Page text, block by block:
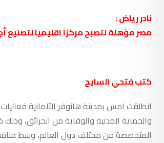
نادر رياض :
مصر مؤهلة لتصبح مركزاً اقليميا لتصنيع
كتب فتحي السايح
والحماية المدنية والوقاية من الحرائق،
المتخصصة من مختلف دول العالم، وسط